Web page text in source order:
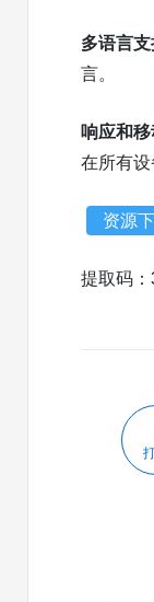
多语言支
言。
响应和
在所有设
资源
提取码